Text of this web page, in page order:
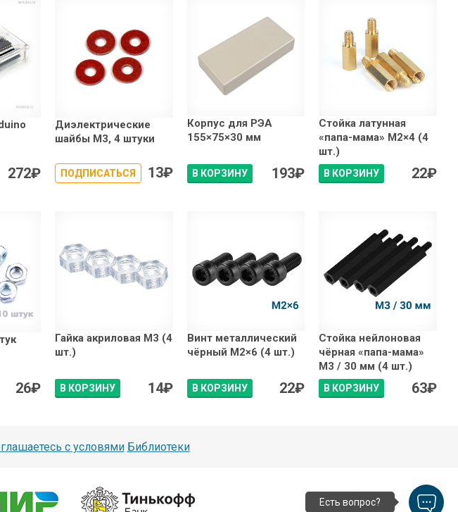
272₽
Диэлектрические
шайбы М3, 4 штуки
ПОДПИСАТЬСЯ 13₽
Корпус для РЭА
155×75×30 мм
В КОРЗИНУ 193₽
Стойка латунная
«папа-мама» М2×4 (4
шт.)
В КОРЗИНУ 22₽
26₽
Гайка акриловая М3 (4
шт.)
В КОРЗИНУ 14₽
Винт металлический
чёрный М2×6 (4 шт.)
В КОРЗИНУ 22₽
Стойка нейлоновая
чёрная «папа-мама»
М3 / 30 мм (4 шт.)
В КОРЗИНУ 63₽
с условями Библиотеки
Есть вопрос?